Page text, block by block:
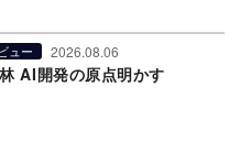
ュー 2026.08.06
AI開発の原点明かす